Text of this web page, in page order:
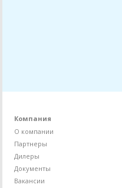
Компания
О компании
Партнеры
Дилеры
Документы
Вакансии